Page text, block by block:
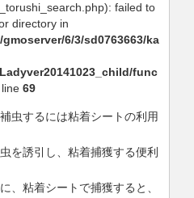
failed to
directory in
6/3/sd0763663/ka
func
69
虫するには粘着シートの利用
を誘引し、粘着捕獲する便利
、粘着シートで捕獲すると、